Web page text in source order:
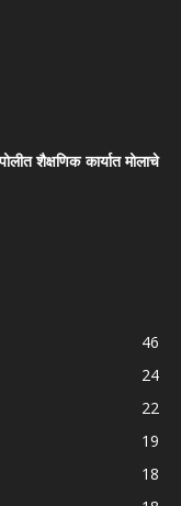
शैक्षणिक कार्यात मोलाचे
46
24
22
19
18